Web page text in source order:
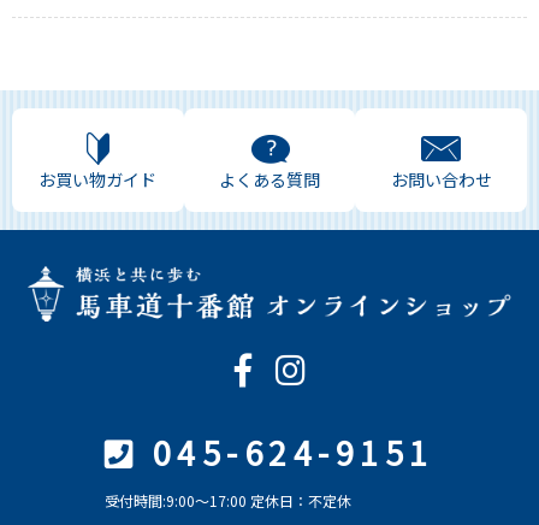
お買い物ガイド よくある質問 お問い合わせ
045-624-9151
受付時間:9:00～17:00 定休日：不定休